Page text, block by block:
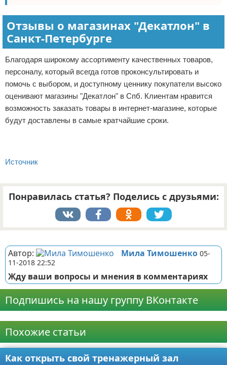
Отзывы о магазинах "Декатлон" в
Санкт-Петербурге
Благодаря широкому ассортименту качественных товаров,
персоналу, который всегда готов проконсультировать и
помочь с выбором, и доступному ценнику покупатели высоко
оценивают магазины "Декатлон" в Спб. Клиентам нравится
возможность заказать товары в интернет-магазине, которые
будут доставлены в самые кратчайшие сроки.
Источник
Понравилась статья? Поделись с друзьями:
Автор: Мила Тимошенко 05-
11-2018 22:52
Жду ваши вопросы и мнения в комментариях
Подпишись на нашу группу ВКонтакте
Похожие статьи
Как открыть свой тренажерный зал